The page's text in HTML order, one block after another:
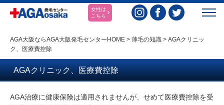
女性は
こちら
AGA大阪ならAGA大阪発毛センターHOME > 薄毛の知識 > AGAクリニッ
ク、医療費控除
AGAクリニック、医療費控除
AGA治療に健康保険は適用されませんが、せめて医療費控除を受